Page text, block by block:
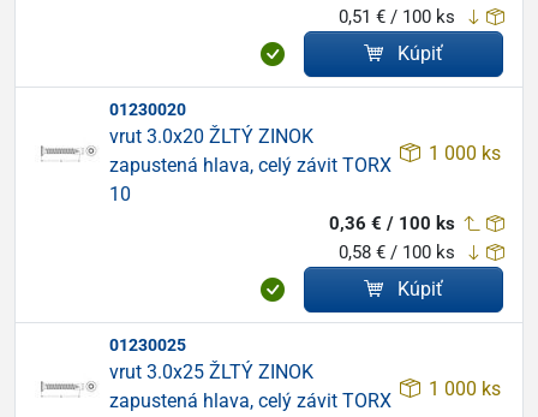
0,51 € / 100 ks
Kúpiť
01230020
vrut 3.0x20 ŽLTÝ ZINOK
zapustená hlava, celý závit TORX
10
1 000 ks
0,36 € / 100 ks
0,58 € / 100 ks
Kúpiť
01230025
vrut 3.0x25 ŽLTÝ ZINOK
zapustená hlava, celý závit TORX
1 000 ks